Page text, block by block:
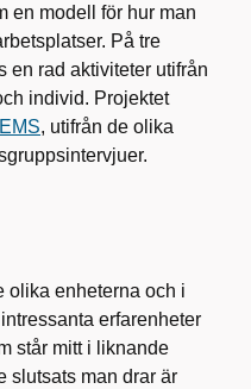
en modell för hur man
På tre
en rad aktiviteter utifrån
individ. Projektet
, utifrån de olika
olika enheterna och i
erfarenheter
står mitt i liknande
slutsats man drar är